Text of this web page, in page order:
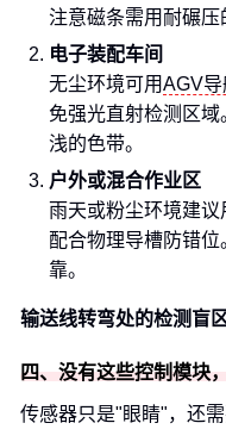
注意磁条需用耐碾压
电子装配车间
无尘环境可用AGV
免强光直射检测区
浅的色带。
户外或混合作业区
雨天或粉尘环境建议
配合物理导槽防错
靠。
输送线转弯处的检测盲
四、没有这些控制模块
传感器只是"眼睛"，还